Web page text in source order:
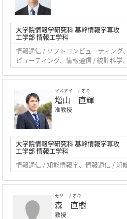
大学院情報学研究科 基幹情報学専攻
工学部 情報工学科
情報通信 / ソフトコンピューティング
ピューティング、情報通信 / 統計科学
マスヤマ ナオキ
増山 直輝
准教授
大学院情報学研究科 基幹情報学専攻
工学部 情報工学科
情報通信 / 知能情報学、情報通信 / 知
モリ ナオキ
森 直樹
教授